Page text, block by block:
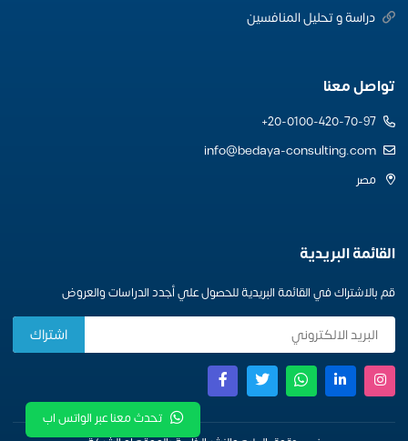
تحدث معنا عبر الواتس اب
دراسة و تحليل المنافسين
تواصل معنا
20-0100-420-70-97+
info@bedaya-consulting.com
مصر
القائمة البريدية
قم بالاشتراك في القائمة البريدية للحصول علي أجدد الدراسات والعروض